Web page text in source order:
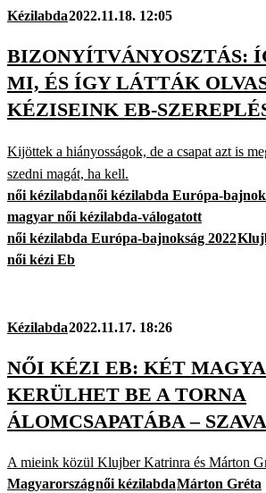
Kézilabda2022.11.18. 12:05
BIZONYÍTVÁNYOSZTÁS:
MI, ÉS ÍGY LÁTTÁK
KÉZISEINK EB-
Kijöttek a hiányosságok, de a csapat azt is
szedni magát, ha kell.
női kézilabdanői kézilabda Európa-
magyar női kézilabda-válogatott
női kézilabda Európa-bajnokság 2022
női kézi Eb
Kézilabda2022.11.17. 18:26
NŐI KÉZI EB: KÉT
KERÜLHET BE A TORNA
ÁLOMCSAPATÁBA –
A mieink közül Klujber Katrinra és Márton
Magyarországnői kézilabdaMárton Gréta